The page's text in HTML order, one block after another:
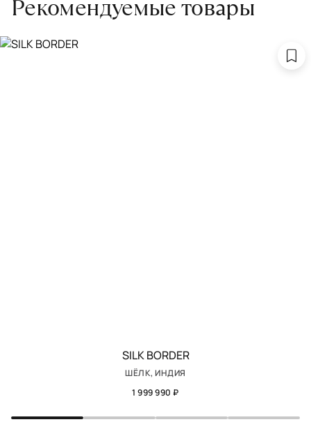
Рекомендуемые товары
SILK BORDER
ШЁЛК, ИНДИЯ
1 999 990 ₽